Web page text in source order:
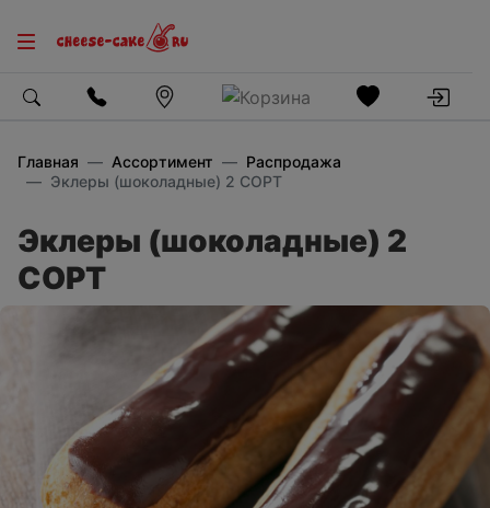
Главная Ассортимент
Распродажа
Эклеры (шоколадные) 2 СОРТ
Эклеры (шоколадные) 2
СОРТ